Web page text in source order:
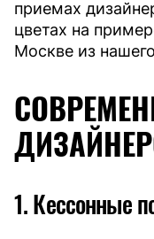
приемах
цветах на
Москве из
1. Кессонные